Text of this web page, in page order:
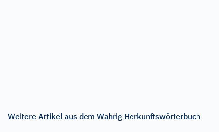
Weitere Artikel aus dem Wahrig Herkunftswörterbuch